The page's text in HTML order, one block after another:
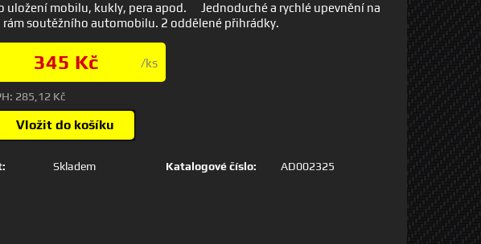
uložení mobilu, kukly, pera apod. Jednoduché a rychlé upevnění na
rám soutěžního automobilu. 2 oddělené přihrádky.
345 Kč /ks
285,12 Kč
Vložit do košíku
Skladem
Katalogové číslo: AD002325